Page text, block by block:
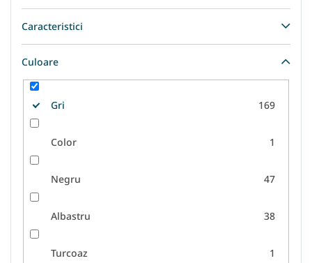
Caracteristici
Culoare
Gri 169
Color 1
Negru 47
Albastru 38
Turcoaz 1